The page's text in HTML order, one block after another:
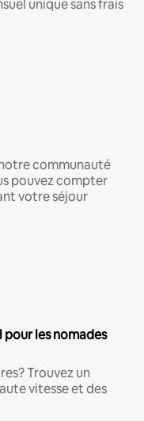
unique sans frais
communauté
pouvez compter
votre séjour
les nomades
Trouvez un
vitesse et des